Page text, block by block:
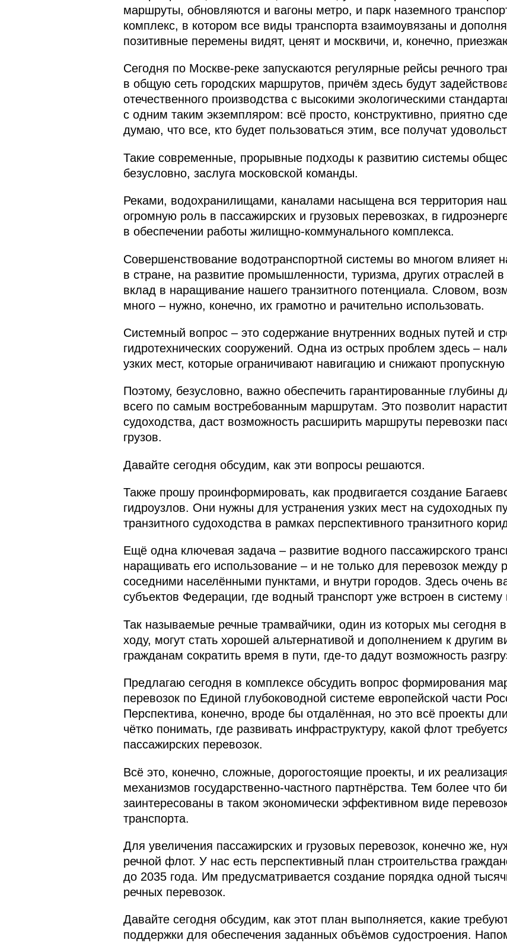
маршруты, обновляются и вагоны метро, и парк наземного
комплекс, в котором все виды транспорта взаимоувязаны и
позитивные перемены видят, ценят и москвичи, и, конечно,
Сегодня по Москве-реке запускаются регулярные рейсы речного
в общую сеть городских маршрутов, причём здесь будут
отечественного производства с высокими экологическими
с одним таким экземпляром: всё просто, конструктивно, приятно
думаю, что все, кто будет пользоваться этим, все получат
Такие современные, прорывные подходы к развитию системы
безусловно, заслуга московской команды.
Реками, водохранилищами, каналами насыщена вся территория
огромную роль в пассажирских и грузовых перевозках, в
в обеспечении работы жилищно-коммунального комплекса.
Совершенствование водотранспортной системы во многом влияет
в стране, на развитие промышленности, туризма, других отраслей
вклад в наращивание нашего транзитного потенциала. Словом,
много – нужно, конечно, их грамотно и рачительно использовать.
Системный вопрос – это содержание внутренних водных путей и
гидротехнических сооружений. Одна из острых проблем здесь –
узких мест, которые ограничивают навигацию и снижают
Поэтому, безусловно, важно обеспечить гарантированные глубины
всего по самым востребованным маршрутам. Это позволит
судоходства, даст возможность расширить маршруты перевозки
грузов.
Давайте сегодня обсудим, как эти вопросы решаются.
Также прошу проинформировать, как продвигается создание
гидроузлов. Они нужны для устранения узких мест на судоходных
транзитного судоходства в рамках перспективного транзитного
Ещё одна ключевая задача – развитие водного пассажирского
наращивать его использование – и не только для перевозок между
соседними населёнными пунктами, и внутри городов. Здесь очень
субъектов Федерации, где водный транспорт уже встроен в систему
Так называемые речные трамвайчики, один из которых мы сегодня
ходу, могут стать хорошей альтернативой и дополнением к другим
гражданам сократить время в пути, где-то дадут возможность
Предлагаю сегодня в комплексе обсудить вопрос формирования
перевозок по Единой глубоководной системе европейской части
Перспектива, конечно, вроде бы отдалённая, но это всё проекты
чётко понимать, где развивать инфраструктуру, какой флот
пассажирских перевозок.
Всё это, конечно, сложные, дорогостоящие проекты, и их
механизмов государственно-частного партнёрства. Тем более что
заинтересованы в таком экономически эффективном виде
транспорта.
Для увеличения пассажирских и грузовых перевозок, конечно же,
речной флот. У нас есть перспективный план строительства
до 2035 года. Им предусматривается создание порядка одной
речных перевозок.
Давайте сегодня обсудим, как этот план выполняется, какие
поддержки для обеспечения заданных объёмов судостроения.